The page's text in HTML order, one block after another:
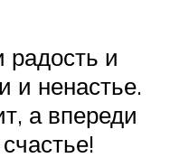
и
и ненастье.
а впереди